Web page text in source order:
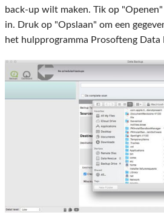
back-up wilt maken. Tik op
in. Druk op "Opslaan" om een
het hulpprogramma Prosofteng Data